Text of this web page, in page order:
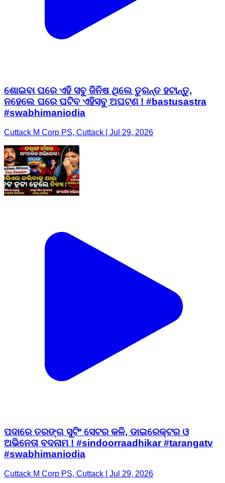
ଶୋଇବା ଘରେ ଏହି ସବୁ ଜିନିଷ ଥିଲେ ତୁରନ୍ତ ହଟାନ୍ତୁ,
ନହେଲେ ଘରେ ଘଟିବ ଏହିସବୁ ଅଘଟଣ ! #bastusastra
#swabhimaniodia
Cuttack M Corp PS, Cuttack | Jul 29, 2026
ପଦାରେ ତରଙ୍ଗ ସୁଟିଂ ସେଟର କଳି, ଡାଇରେକ୍ଟର ଓ
ଅଭିନେତା ବଦନାମ ! #sindoorraadhikar #tarangatv
#swabhimaniodia
Cuttack M Corp PS, Cuttack | Jul 29, 2026